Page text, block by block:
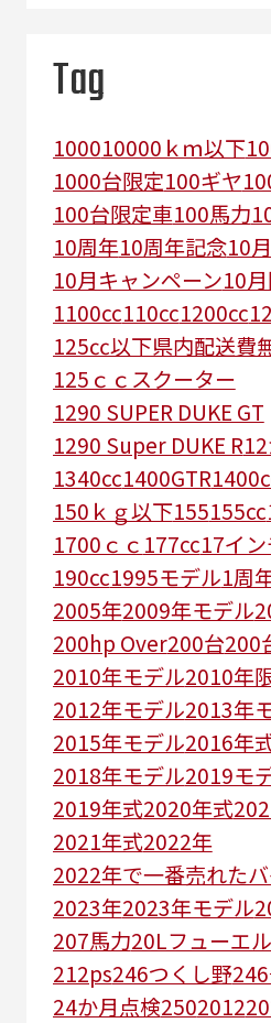
Tag
100010000ｋｍ以下
1000台限定100ギヤ
100台限定車100馬力
10周年10周年記念10月
10月キャンペーン10
1100cc110cc1200cc
125㏄以下県内配送費
125ｃｃスクーター
1290 SUPER DUKE GT
1290 Super DUKE R
1340cc1400GTR
150ｋｇ以下155155cc
1700ｃｃ 177cc17イ
190cc1995モデル1周
2005年2009年モデル
200hp Over200台200
2010年モデル2010年
2012年モデル2013年
2015年モデル2016年
2018年モデル2019モ
2019年式2020年式
2021年式2022年
2022年で一番売れた
2023年2023年モデル
207馬力20Lフューエ
212ps246つくし野
24か月点検2502012